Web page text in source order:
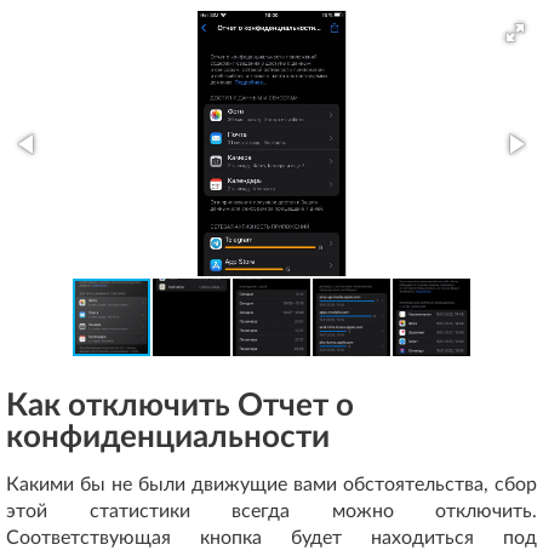
Как отключить Отчет о
конфиденциальности
Какими бы не были движущие вами обстоятельства, сбор
этой статистики всегда можно отключить.
Соответствующая кнопка будет находиться под